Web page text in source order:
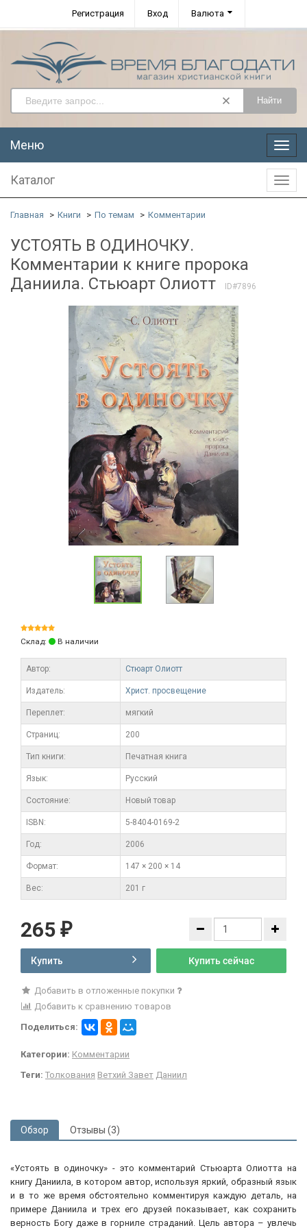
Регистрация Вход Валюта
Найти
Меню
Меню
Каталог
Главная Книги По темам Комментарии
УСТОЯТЬ В ОДИНОЧКУ.
Комментарии к книге пророка
Даниила. Стьюарт Олиотт
ID#7896
Склад: В наличии
Автор: Стюарт Олиотт
Издатель: Христ. просвещение
Переплет: мягкий
Cтраниц: 200
Тип книги: Печатная книга
Язык: Русский
Состояние: Новый товар
ISBN: 5-8404-0169-2
Год: 2006
Формат: 147 × 200 × 14
Вес: 201 г
265 ₽
Купить Купить сейчас
Добавить в отложенные покупки
Добавить к сравнению товаров
Поделиться:
Категории: Комментарии
Теги: Толкования Ветхий Завет Даниил
Обзор Отзывы (3)
«Устоять в одиночку» - это комментарий Стьюарта Олиотта на
книгу Даниила, в котором автор, используя яркий, образный язык
и в то же время обстоятельно комментируя каждую деталь, на
примере Даниила и трех его друзей показывает, как сохранить
верность Богу даже в горниле страданий. Цель автора – увлечь